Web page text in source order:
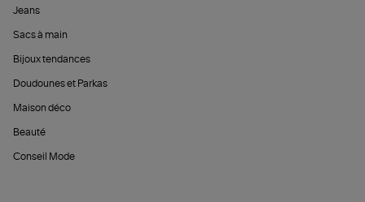
Jeans
Sacs à main
Bijoux tendances
Doudounes et Parkas
Maison déco
Beauté
Conseil Mode